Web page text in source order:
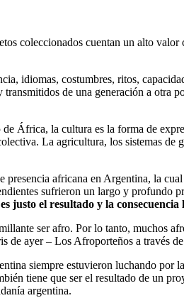
coleccionados cuentan un alto
idiomas, costumbres, ritos,
de una generación a otra
África, la cultura es la forma de
La agricultura, los sistemas
presencia africana en Argentina, la
sufrieron un largo y
justo el resultado y la consecuencia
ser afro. Por lo tanto, muchos
ayer – Los Afroporteños a través
siempre estuvieron luchando
tiene que ser el resultado de un
argentina.